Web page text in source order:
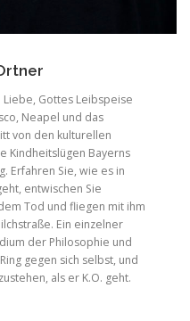
Gottes Leibspeise
Neapel und das
von den kulturellen
Kindheitslügen Bayerns
Erfahren Sie, wie es in
entwischen Sie
Tod und fliegen mit ihm
Ein einzelner
der Philosophie und
gegen sich selbst, und
als er K.O. geht.